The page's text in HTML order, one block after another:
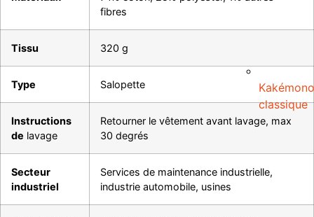
Kakémono
classique
fibres
Tissu 320 g
Type Salopette
Instructions
de lavage
Retourner le vêtement avant lavage, max
30 degrés
Secteur
industriel
Services de maintenance industrielle,
industrie automobile, usines